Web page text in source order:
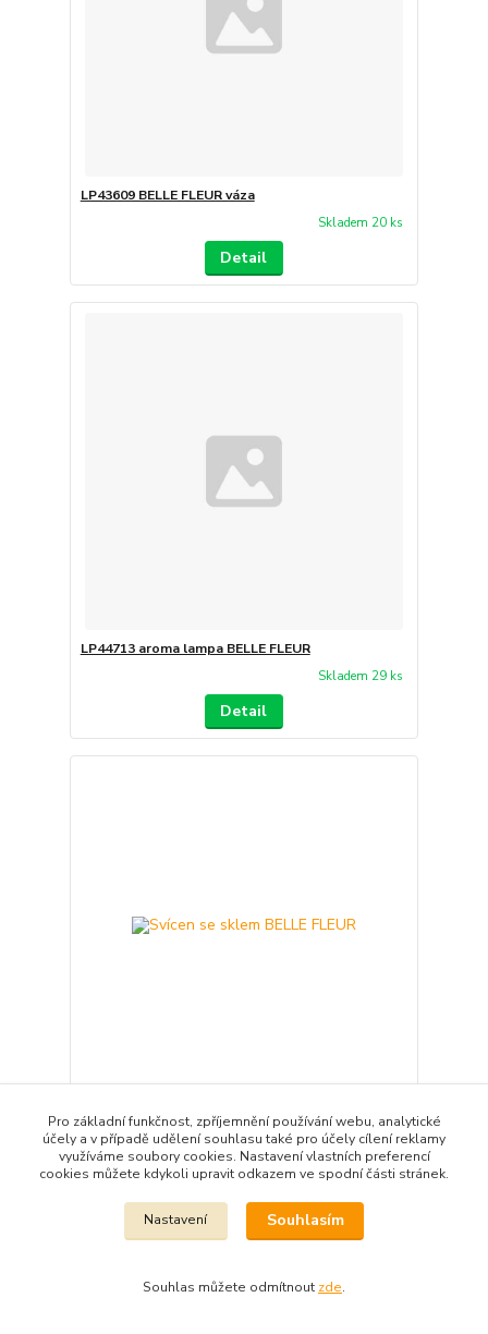
LP43609 BELLE FLEUR váza
Skladem 20 ks
Detail
LP44713 aroma lampa BELLE FLEUR
Skladem 29 ks
Detail
skladem 7 ks
Detail
Pro základní funkčnost, zpříjemnění používání webu, analytické
účely a v případě udělení souhlasu také pro účely cílení reklamy
využíváme soubory cookies. Nastavení vlastních preferencí
cookies můžete kdykoli upravit odkazem ve spodní části stránek.
Nastavení Souhlasím
Souhlas můžete odmítnout zde.